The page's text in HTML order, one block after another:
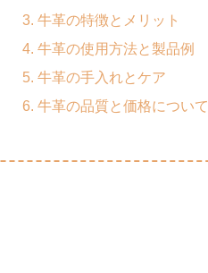
牛革の特徴とメリット
牛革の使用方法と製品例
牛革の手入れとケア
牛革の品質と価格について